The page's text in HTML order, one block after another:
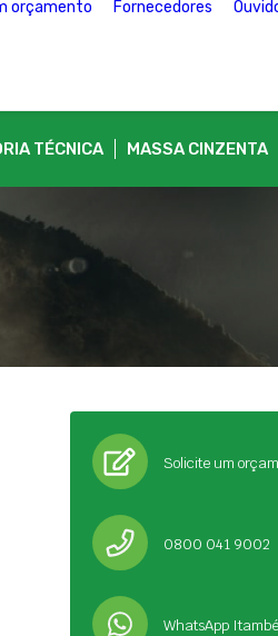
orçamento Fornecedores
TÉCNICA MASSA CINZENTA
Solicite um
0800 041 9002
WhatsApp Itambé